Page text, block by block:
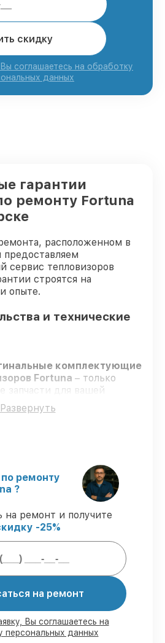
скидку
соглашаетесь на обработку
данных
гарантии
ремонту Fortuna
расположенном в
сервис тепловизоров
строятся на
опыте.
и технические
комплектующие
Fortuna – только
запчасти для вашей
мастера
в установленных
рамках– ремонт
Fortuna без бесконечных
ремонта– на все
для тепловизоров
ремонту исполняются с
присутствия владельца
Развернуть
ремонту
?
на ремонт и получите
-25%
на ремонт
Вы соглашаетесь на
персональных данных